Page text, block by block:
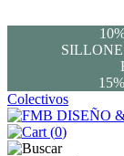
Colectivos
(0)